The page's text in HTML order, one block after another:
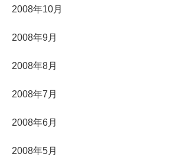
2008年10月
2008年9月
2008年8月
2008年7月
2008年6月
2008年5月